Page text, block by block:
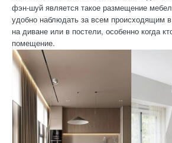
фэн-шуй является такое размещение
удобно наблюдать за всем происходящим
на диване или в постели, особенно когда
помещение.